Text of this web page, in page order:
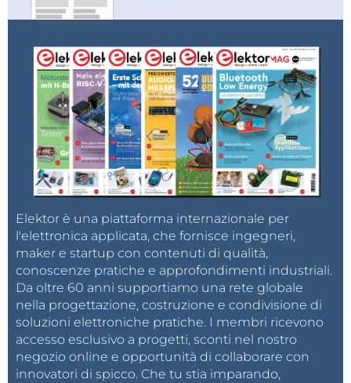
Elektor è una piattaforma internazionale per
l'elettronica applicata, che fornisce ingegneri,
maker e startup con contenuti di qualità,
conoscenze pratiche e approfondimenti industriali.
Da oltre 60 anni supportiamo una rete globale
nella progettazione, costruzione e condivisione di
soluzioni elettroniche pratiche. I membri ricevono
accesso esclusivo a progetti, sconti nel nostro
negozio online e opportunità di collaborare con
innovatori di spicco. Che tu stia imparando,